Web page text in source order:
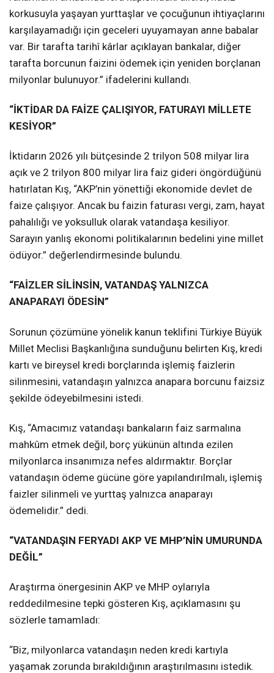
korkusuyla yaşayan yurttaşlar ve çocuğunun ihtiyaçlarını
karşılayamadığı için geceleri uyuyamayan anne babalar
var. Bir tarafta tarihî kârlar açıklayan bankalar, diğer
tarafta borcunun faizini ödemek için yeniden borçlanan
milyonlar bulunuyor.” ifadelerini kullandı.
“İKTİDAR DA FAİZE ÇALIŞIYOR, FATURAYI MİLLETE
KESİYOR”
İktidarın 2026 yılı bütçesinde 2 trilyon 508 milyar lira
açık ve 2 trilyon 800 milyar lira faiz gideri öngördüğünü
hatırlatan Kış, “AKP’nin yönettiği ekonomide devlet de
faize çalışıyor. Ancak bu faizin faturası vergi, zam, hayat
pahalılığı ve yoksulluk olarak vatandaşa kesiliyor.
Sarayın yanlış ekonomi politikalarının bedelini yine millet
ödüyor.” değerlendirmesinde bulundu.
“FAİZLER SİLİNSİN, VATANDAŞ YALNIZCA
ANAPARAYI ÖDESİN”
Sorunun çözümüne yönelik kanun teklifini Türkiye Büyük
Millet Meclisi Başkanlığına sunduğunu belirten Kış, kredi
kartı ve bireysel kredi borçlarında işlemiş faizlerin
silinmesini, vatandaşın yalnızca anapara borcunu faizsiz
şekilde ödeyebilmesini istedi.
Kış, “Amacımız vatandaşı bankaların faiz sarmalına
mahkûm etmek değil, borç yükünün altında ezilen
milyonlarca insanımıza nefes aldırmaktır. Borçlar
vatandaşın ödeme gücüne göre yapılandırılmalı, işlemiş
faizler silinmeli ve yurttaş yalnızca anaparayı
ödemelidir.” dedi.
“VATANDAŞIN FERYADI AKP VE MHP’NİN UMURUNDA
DEĞİL”
Araştırma önergesinin AKP ve MHP oylarıyla
reddedilmesine tepki gösteren Kış, açıklamasını şu
sözlerle tamamladı:
“Biz, milyonlarca vatandaşın neden kredi kartıyla
yaşamak zorunda bırakıldığının araştırılmasını istedik.